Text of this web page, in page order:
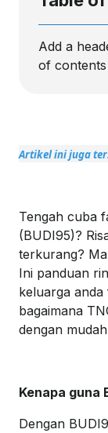
Add a
of contents
Artikel ini juga
Tengah cuba
(BUDI95)?
terkurang?
Ini panduan
keluarga
bagaimana
dengan
Kenapa guna
Dengan